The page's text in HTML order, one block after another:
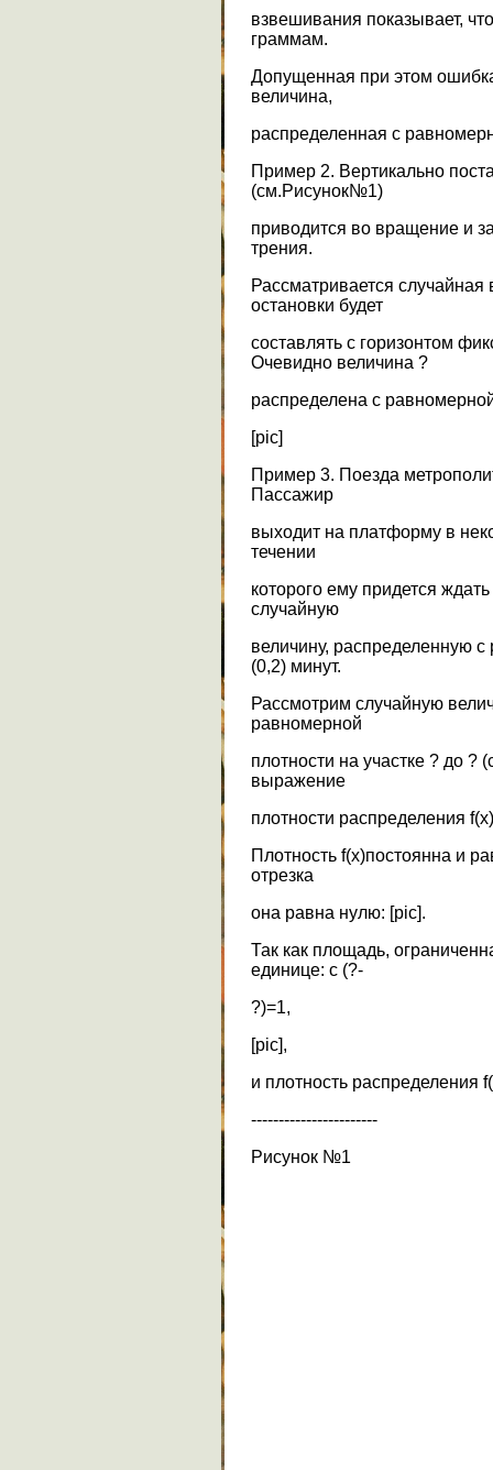
взвешивания показывает,
граммам.
Допущенная при этом
величина,
распределенная с
Пример 2. Вертикально
(см.Рисунок№1)
приводится во вращение и
трения.
Рассматривается
остановки будет
составлять с горизонтом
Очевидно величина ?
распределена с
[pic]
Пример 3. Поезда
Пассажир
выходит на платформу в
течении
которого ему придется
случайную
величину, распределенную
(0,2) минут.
Рассмотрим случайную
равномерной
плотности на участке ? до
выражение
плотности распределения
Плотность f(x)постоянна и
отрезка
она равна нулю: [pic].
Так как площадь,
единице: с (?-
?)=1,
[pic],
и плотность распределения
-----------------------
Рисунок №1